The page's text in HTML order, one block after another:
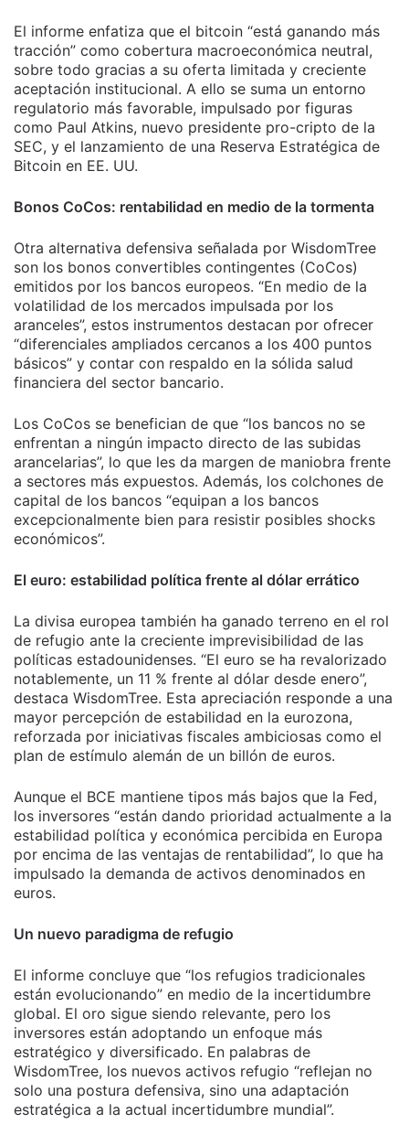
El informe enfatiza que el bitcoin “está ganando más
tracción” como cobertura macroeconómica neutral,
sobre todo gracias a su oferta limitada y creciente
aceptación institucional. A ello se suma un entorno
regulatorio más favorable, impulsado por figuras
como Paul Atkins, nuevo presidente pro-cripto de la
SEC, y el lanzamiento de una Reserva Estratégica de
Bitcoin en EE. UU.
Bonos CoCos: rentabilidad en medio de la tormenta
Otra alternativa defensiva señalada por WisdomTree
son los bonos convertibles contingentes (CoCos)
emitidos por los bancos europeos. “En medio de la
volatilidad de los mercados impulsada por los
aranceles”, estos instrumentos destacan por ofrecer
“diferenciales ampliados cercanos a los 400 puntos
básicos” y contar con respaldo en la sólida salud
financiera del sector bancario.
Los CoCos se benefician de que “los bancos no se
enfrentan a ningún impacto directo de las subidas
arancelarias”, lo que les da margen de maniobra frente
a sectores más expuestos. Además, los colchones de
capital de los bancos “equipan a los bancos
excepcionalmente bien para resistir posibles shocks
económicos”.
El euro: estabilidad política frente al dólar errático
La divisa europea también ha ganado terreno en el rol
de refugio ante la creciente imprevisibilidad de las
políticas estadounidenses. “El euro se ha revalorizado
notablemente, un 11 % frente al dólar desde enero”,
destaca WisdomTree. Esta apreciación responde a una
mayor percepción de estabilidad en la eurozona,
reforzada por iniciativas fiscales ambiciosas como el
plan de estímulo alemán de un billón de euros.
Aunque el BCE mantiene tipos más bajos que la Fed,
los inversores “están dando prioridad actualmente a la
estabilidad política y económica percibida en Europa
por encima de las ventajas de rentabilidad”, lo que ha
impulsado la demanda de activos denominados en
euros.
Un nuevo paradigma de refugio
El informe concluye que “los refugios tradicionales
están evolucionando” en medio de la incertidumbre
global. El oro sigue siendo relevante, pero los
inversores están adoptando un enfoque más
estratégico y diversificado. En palabras de
WisdomTree, los nuevos activos refugio “reflejan no
solo una postura defensiva, sino una adaptación
estratégica a la actual incertidumbre mundial”.